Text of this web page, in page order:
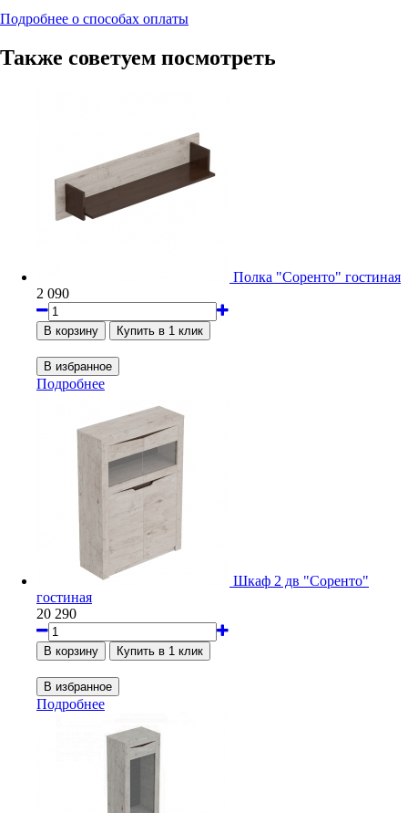
Подробнее о способах оплаты
Также советуем посмотреть
Полка "Соренто" гостиная
2 090
Подробнее
Шкаф 2 дв "Соренто"
гостиная
20 290
Подробнее